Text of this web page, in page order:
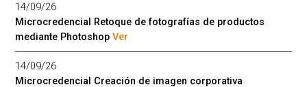
14/09/26
Microcredencial Retoque de fotografías de productos
mediante PhotoshopVer
14/09/26
Microcredencial Creación de imagen corporativa